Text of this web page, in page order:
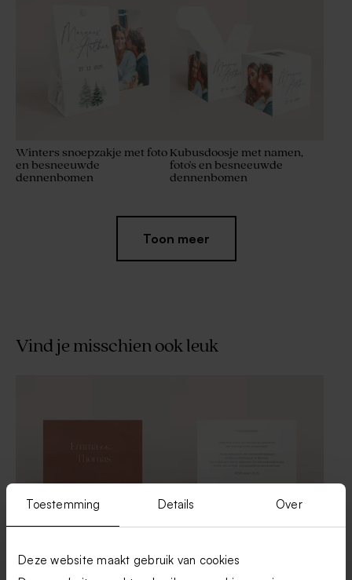
Toestemming Details Over
Deze website maakt gebruik van cookies
Winters snoepzakje met foto
en besneeuwde
dennenbomen
Kubusdoosje met namen,
foto's en besneeuwde
dennenbomen
Winters ceremonieboekje
Hip bedankkaartje met foto
Toon meer
Vind je misschien ook leuk
inlegkaartje